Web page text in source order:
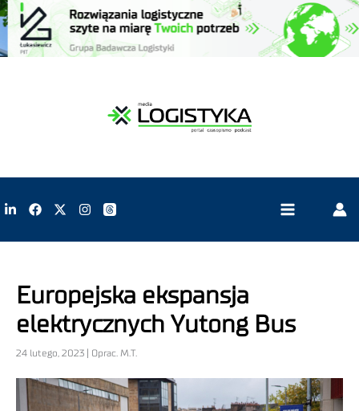
Europejska ekspansja
elektrycznych Yutong Bus
24 lutego, 2023 | Oprac. M.T.